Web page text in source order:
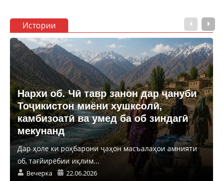
Истории
Нархи об. Чӣ тавр занон дар ҷануби
Тоҷикистон миёни хушксолӣ,
камбизоатӣ ва умед ба об зиндагӣ
мекунанд
Дар ҳоле ки роҳбарони ҷаҳон масъалаҳои амнияти
об, тағйирёбии иқлим...
Вечерка 22.06.2026